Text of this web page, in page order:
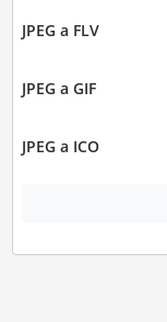
JPEG a FLV
JPEG a GIF
JPEG a ICO